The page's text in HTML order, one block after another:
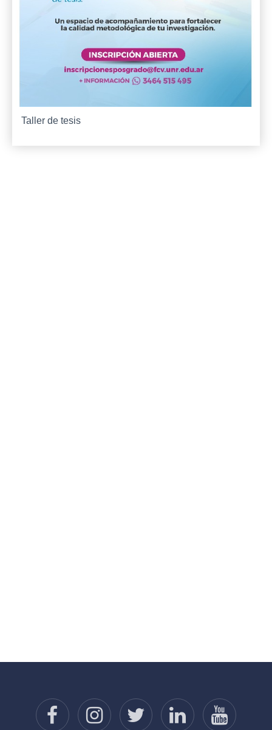
Taller de tesis